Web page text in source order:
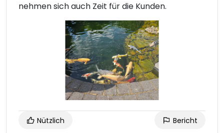
nehmen sich auch Zeit für die Kunden.
Nützlich Bericht